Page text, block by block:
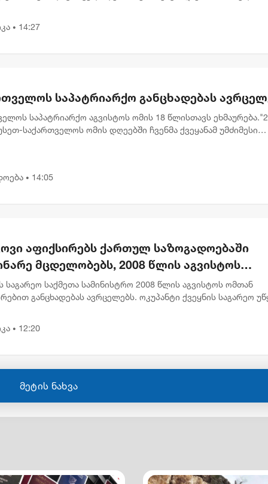
ეროვნულ...
• 14:27
საპატრიარქო განცხადებას
საპატრიარქო აგვისტოს ომის 18 წლისთავს
საქართველოს ომის დღეებში ჩვენმა ქვეყანამ უმძიმესი
• 14:05
აფიქსირებს ქართულ საზოგადოებაში
მცდელობებს, 2008 წლის აგვისტოს
გადაფასებაზე. საქართველოს
განცხადებებს შერიგების
საგარეო საქმეთა სამინისტრო 2008 წლის აგვისტოს ომთან
განცხადებას ავრცელებს. ოკუპანტი ქვეყნის საგარეო
მიმ...
• 12:20
მეტის ნახვა